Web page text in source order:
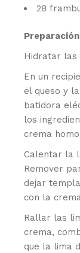
28
Hidratar las
En un
el queso y
batidora
los
crema
Calentar la
Remover
dejar
con la
Rallar las
crema,
que la lima